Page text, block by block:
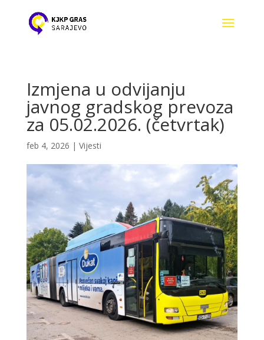
Izmjena u odvijanju
javnog gradskog prevoza
za 05.02.2026. (četvrtak)
feb 4, 2026 | Vijesti